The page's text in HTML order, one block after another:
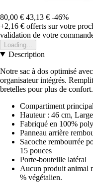
80,00 € 43,13 € -46%
+2,16 € offerts sur votre
validation de votre
Loading...
Description
Notre sac à dos optimisé
organisateur intégrés.
bretelles pour plus de confort.
Compartiment
Hauteur : 46 cm,
Fabriqué en 100%
Panneau arrière
Sacoche rembourrée
15 pouces
Porte-bouteille latéral
Aucun produit animal
% végétalien.